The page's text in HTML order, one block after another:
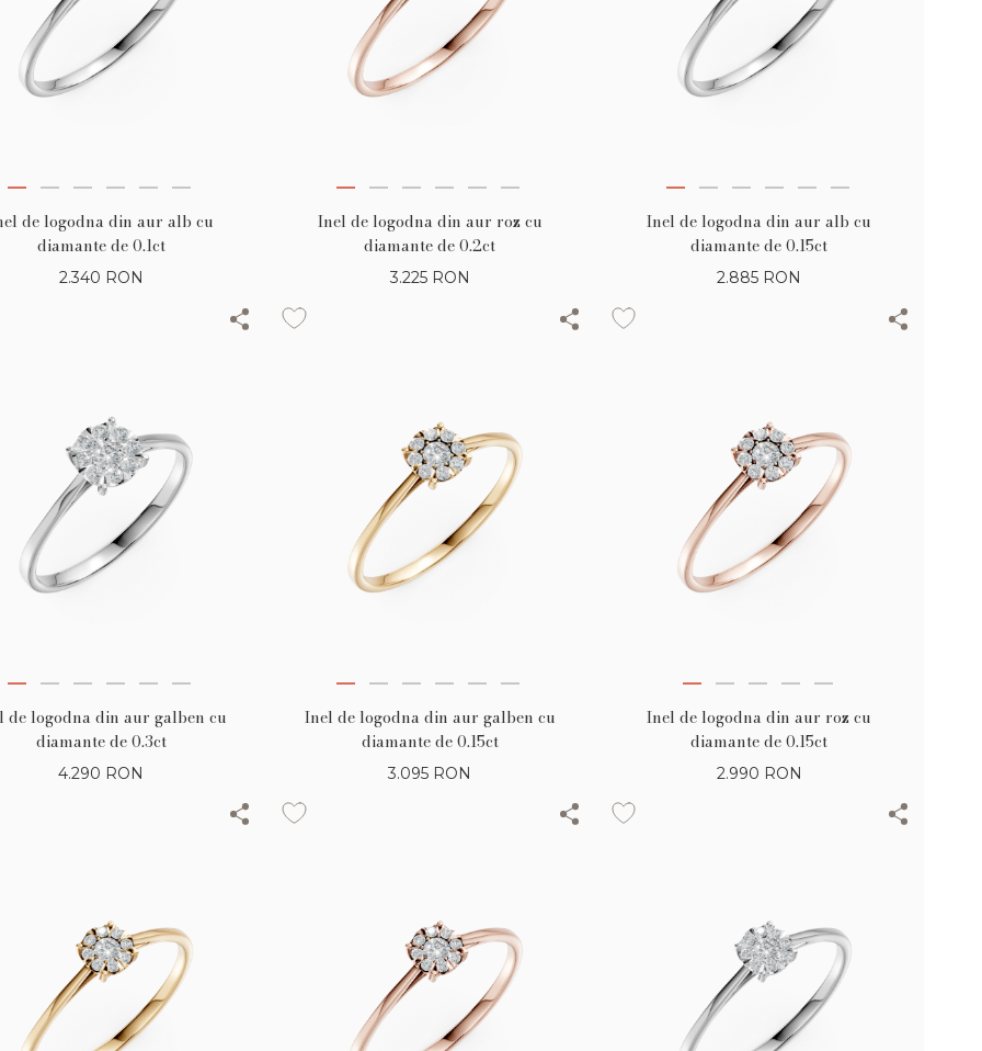
de logodna din aur alb cu
diamante de 0.1ct
2.340 RON
Inel de logodna din aur roz cu
diamante de 0.2ct
3.225 RON
Inel de logodna din aur alb cu
diamante de 0.15ct
2.885 RON
de logodna din aur galben cu
diamante de 0.3ct
4.290 RON
Inel de logodna din aur galben cu
diamante de 0.15ct
3.095 RON
Inel de logodna din aur roz cu
diamante de 0.15ct
2.990 RON